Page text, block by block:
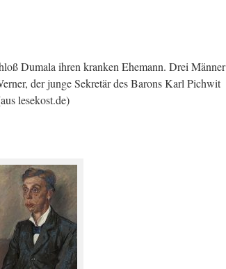
Dumala ihren kranken Ehemann. Drei Männer
der junge Sekretär des Barons Karl Pichwit
lesekost.de)